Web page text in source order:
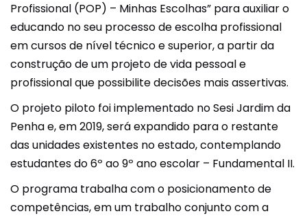
Profissional (POP) – Minhas Escolhas” para auxiliar o
educando no seu processo de escolha profissional
em cursos de nível técnico e superior, a partir da
construção de um projeto de vida pessoal e
profissional que possibilite decisões mais assertivas.
O projeto piloto foi implementado no Sesi Jardim da
Penha e, em 2019, será expandido para o restante
das unidades existentes no estado, contemplando
estudantes do 6º ao 9º ano escolar – Fundamental II.
O programa trabalha com o posicionamento de
competências, em um trabalho conjunto com a